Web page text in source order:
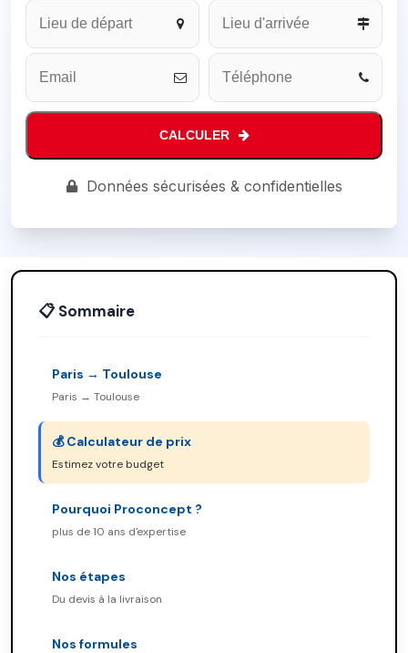
Business
CALCULER
Données sécurisées & confidentielles
📋 Sommaire
Paris → Toulouse
Paris → Toulouse
💰 Calculateur de prix
Estimez votre budget
Pourquoi Proconcept ?
plus de 10 ans d'expertise
Nos étapes
Du devis à la livraison
Nos formules